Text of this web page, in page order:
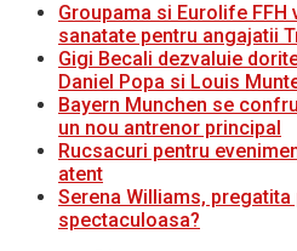
Groupama si Eurolife
sanatate pentru angajatii
Gigi Becali dezvaluie
Daniel Popa si Louis
Bayern Munchen se
un nou antrenor principal
Rucsacuri pentru
atent
Serena Williams,
spectaculoasa?